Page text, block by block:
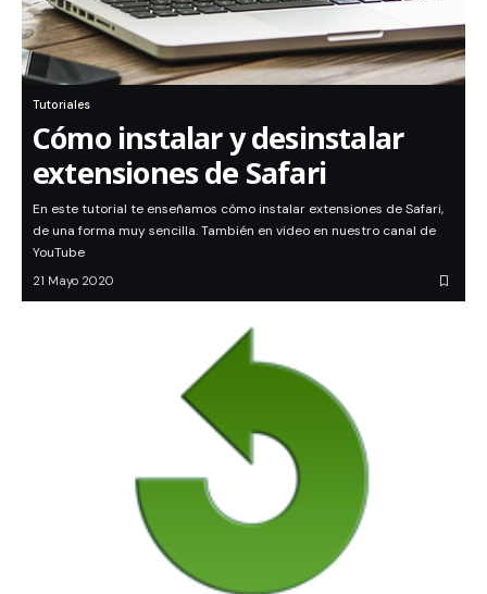
Tutoriales
Cómo instalar y desinstalar
extensiones de Safari
En este tutorial te enseñamos cómo instalar extensiones de Safari,
de una forma muy sencilla. También en video en nuestro canal de
YouTube
21 Mayo 2020